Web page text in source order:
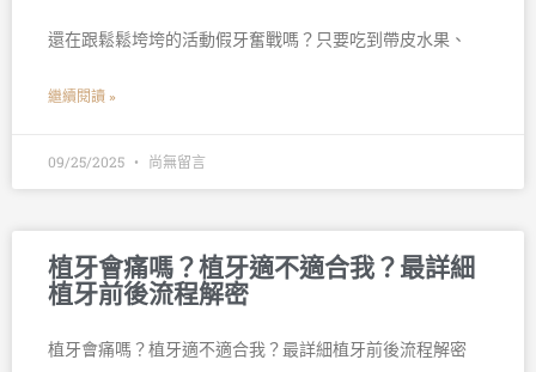
還在跟鬆鬆垮垮的活動假牙奮戰嗎？只要吃到帶皮水果、
繼續閱讀 »
09/25/2025 尚無留言
植牙會痛嗎？植牙適不適合我？最詳細
植牙前後流程解密
植牙會痛嗎？植牙適不適合我？最詳細植牙前後流程解密